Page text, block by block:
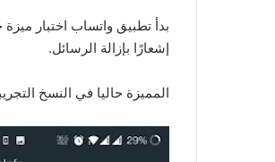
بدأ تطبيق واتساب اختبار
إشعارًا بإزالة الرسائل.
المميزة حاليا في النسخ